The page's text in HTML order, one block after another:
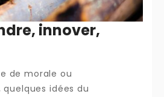
innover,
de morale ou
quelques idées du